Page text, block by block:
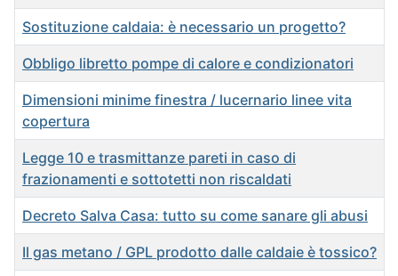
Sostituzione caldaia: è necessario un progetto?
Obbligo libretto pompe di calore e condizionatori
Dimensioni minime finestra / lucernario linee vita
copertura
Legge 10 e trasmittanze pareti in caso di
frazionamenti e sottotetti non riscaldati
Decreto Salva Casa: tutto su come sanare gli abusi
Il gas metano / GPL prodotto dalle caldaie è tossico?